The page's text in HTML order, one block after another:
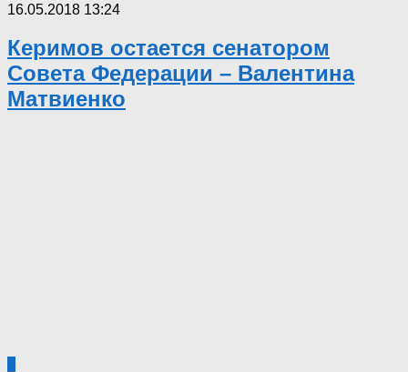
16.05.2018 13:24
Керимов остается сенатором
Совета Федерации – Валентина
Матвиенко